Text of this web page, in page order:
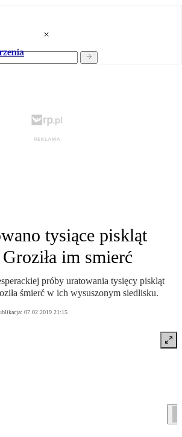
tysiące piskląt
im smierć
próby uratowania tysięcy piskląt
śmierć w ich wysuszonym siedlisku.
07.02.2019 21:15